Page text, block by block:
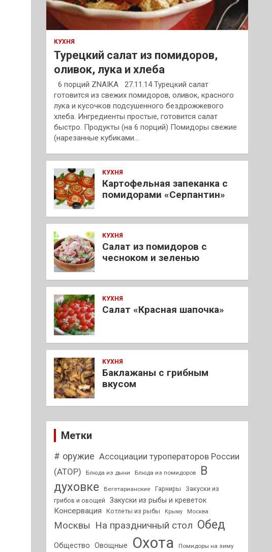
КУХНЯ
Турецкий салат из помидоров,
оливок, лука и хлеба
6 порций ZNAIKA 27.11.14 Турецкий салат
готовится из свежих помидоров, оливок, красного
лука и кусочков подсушенного бездрожжевого
хлеба. Ингредиенты простые, готовится салат
быстро. Продукты (на 6 порций) Помидоры свежие
(нарезанные кубиками…
КУХНЯ
Картофельная запеканка с
помидорами «Серпантин»
КУХНЯ
Салат из помидоров с
чесноком и зеленью
КУХНЯ
Салат «Красная шапочка»
КУХНЯ
Баклажаны с грибным
вкусом
Метки
# оружие Ассоциации туроператоров России
(АТОР)
Блюда из дыни Блюда из помидоров
В
духовке
Вегетарианские Гарниры
Закуски из
грибов и овощей
Закуски из рыбы и креветок
Консервация Котлеты из рыбы Крыму Москва
Москвы На праздничный стол Обед
Общество Овощные Охота Помидоры на зиму